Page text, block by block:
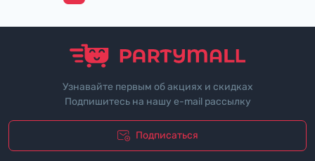
Узнавайте первым об акциях и скидках
Подпишитесь на нашу e-mail рассылку
Подписаться